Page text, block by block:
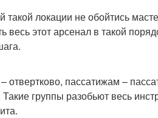
такой локации не обойтись
этот арсенал в такой
пассатижам –
группы разобьют весь